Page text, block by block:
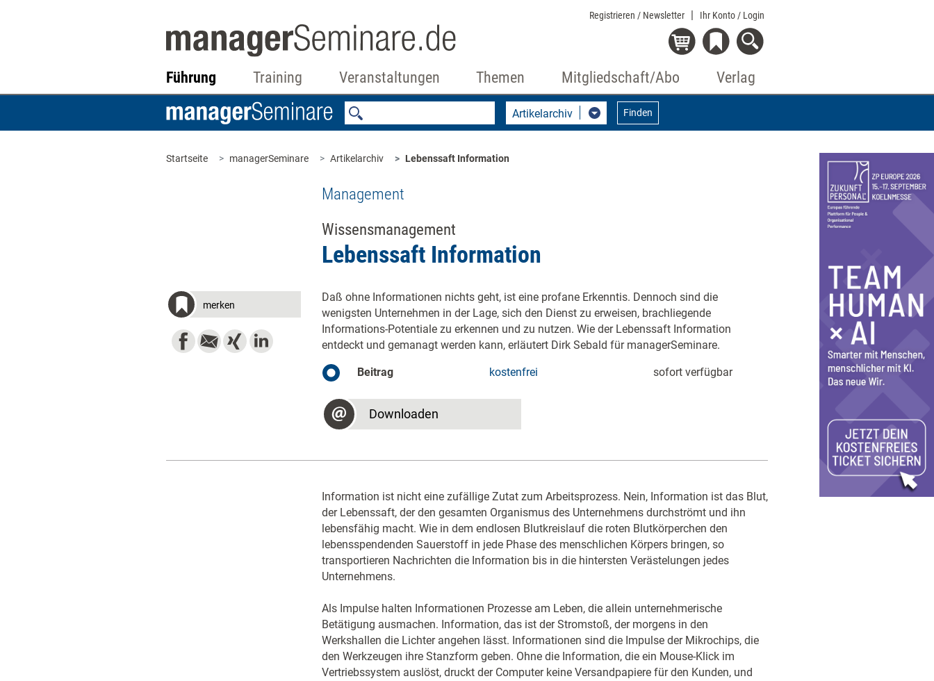
Registrieren / Newsletter Ihr Konto / Login
Führung Training Veranstaltungen Themen Mitgliedschaft/Abo Verlag
Artikelarchiv Finden
Startseite managerSeminare Artikelarchiv Lebenssaft Information
Management
Wissensmanagement
Lebenssaft Information
merken
Daß ohne Informationen nichts geht, ist eine profane Erkenntis. Dennoch sind die
wenigsten Unternehmen in der Lage, sich den Dienst zu erweisen, brachliegende
Informations-Potentiale zu erkennen und zu nutzen. Wie der Lebenssaft Information
entdeckt und gemanagt werden kann, erläutert Dirk Sebald für managerSeminare.
Beitrag kostenfrei sofort verfügbar
Downloaden
Information ist nicht eine zufällige Zutat zum Arbeitsprozess. Nein, Information ist das Blut,
der Lebenssaft, der den gesamten Organismus des Unternehmens durchströmt und ihn
lebensfähig macht. Wie in dem endlosen Blutkreislauf die roten Blutkörperchen den
lebensspendenden Sauerstoff in jede Phase des menschlichen Körpers bringen, so
transportieren Nachrichten die Information bis in die hintersten Verästelungen jedes
Unternehmens.
Als Impulse halten Informationen Prozesse am Leben, die allein unternehmerische
Betätigung ausmachen. Information, das ist der Stromstoß, der morgens in den
Werkshallen die Lichter angehen lässt. Informationen sind die Impulse der Mikrochips, die
den Werkzeugen ihre Stanzform geben. Ohne die Information, die ein Mouse-Klick im
Vertriebssystem auslöst, druckt der Computer keine Versandpapiere für den Kunden, und